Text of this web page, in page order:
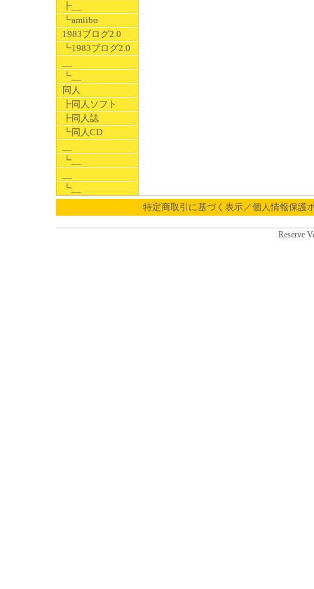
┣__
┗amiibo
1983ブログ2.0
┗1983ブログ2.0
┗__
同人
┣同人ソフト
┣同人誌
┗同人CD
┗__
┗__
特定商取引に基づく表示／個人情報保護
Reserve